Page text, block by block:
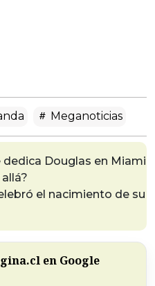
Meganoticias
dedica Douglas en Miami
el nacimiento de su
en Google